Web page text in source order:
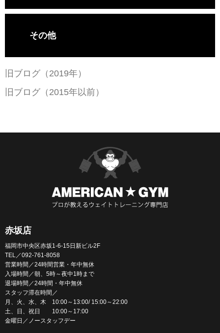
その他
旧ブログ（2019年）
旧ブログ（2015年以前）
赤坂店
福岡市中央区赤坂1-6-15日新ビル2F
TEL／092-761-8058
営業時間／24時間営業・年中無休
入場時間／朝、5時～夜中1時まで
退場時間／24時間・年中無休
スタッフ滞在時間／
月、火、水、木 10:00～13:00/ 15:00～22:00
土、日、祝日 10:00～17:00
金曜日／ノースタッフデー